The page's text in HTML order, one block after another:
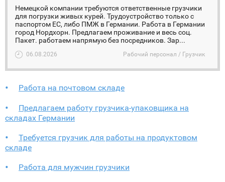
Немецкой компании требуются ответственные грузчики
для погрузки живых курей. Трудоустройство только с
паспортом ЕС, либо ПМЖ в Германии. Работа в Германии
город Нордхорн. Предлагаем проживание и весь соц.
Пакет. работаем напрямую без посредников. Зар...
06.08.2026 Рабочий персонал / Грузчик
Работа на почтовом складе
Предлагаем работу грузчика-упаковщика на
складах Германии
Требуется грузчик для работы на продуктовом
складе
Работа для мужчин грузчики